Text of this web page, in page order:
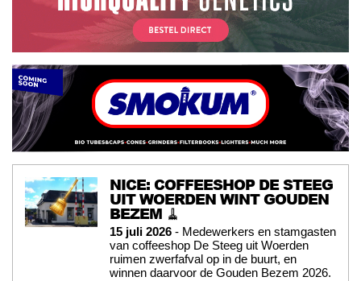
NICE: COFFEESHOP DE STEEG
UIT WOERDEN WINT GOUDEN
BEZEM 🧹
15 juli 2026 - Medewerkers en stamgasten
van coffeeshop De Steeg uit Woerden
ruimen zwerfafval op in de buurt, en
winnen daarvoor de Gouden Bezem 2026.